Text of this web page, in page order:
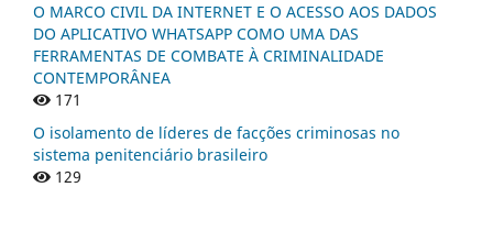
O MARCO CIVIL DA INTERNET E O ACESSO AOS DADOS
DO APLICATIVO WHATSAPP COMO UMA DAS
FERRAMENTAS DE COMBATE À CRIMINALIDADE
CONTEMPORÂNEA
171
O isolamento de líderes de facções criminosas no
sistema penitenciário brasileiro
129